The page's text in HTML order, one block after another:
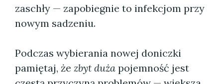
zaschły — zapobiegnie to infekcjom przy
nowym sadzeniu.
Podczas wybierania nowej doniczki
pamiętaj, że zbyt duża pojemność jest